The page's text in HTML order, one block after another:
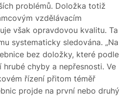
problémů. Doložka totiž
vzdělávacím
však opravdovou kvalitu. Ta
systematicky sledována. „Na
bez doložky, které podle
chyby a nepřesnosti. Ve
řízení přitom téměř
projde na první nebo druhý